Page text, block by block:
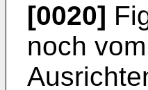
[0020]
noch